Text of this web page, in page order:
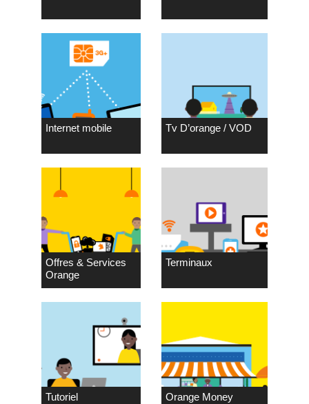
Internet mobile Tv D’orange / VOD
Offres & Services
Orange
Terminaux
Tutoriel Orange Money